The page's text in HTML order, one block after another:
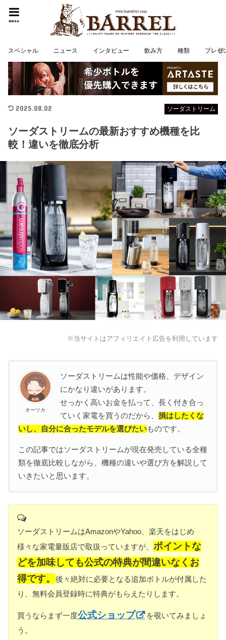
menu
スペシャル ニュース インタビュー 飲み方 種類 プレゼ
ソーダストリーム
2025.08.02
ソーダストリームの最新おすすめ機種を比
較！違いを徹底分析
※当サイトはアフィリエイト広告を利用しています
まず主要8機種の「価格」を確認
炭酸の作り方は「自動」か？「手動」か？
「電源」が必要かどうか確認しよう
「デザイン」と「カラー」を選ぼう
「特典ボトル」がついてくるか要チェック
詳しくはこちらから
おすすめ機種
ソーダストリームのおすすめ機種は？
当サイトでは最新作の「テラ」が価格、機能、デザイン
ともに秀逸と紹介しています。
最高性能でデザインにもこだわる方は
「ソースパワ
ー」 。
お手軽に自動を体感したい方に
「スピリットワンタッ
チ」。
上記3機種がどれかがおすすめです。
オーツカ
ソーダストリームは性能や価格、デザイン
にかなり違いがあります。
せっかく高いお金を払って、長く付き合っ
ていく家電を買うのだから、 損はしたくな
いし、自分に合ったモデルを選びたいものです。
この記事ではソーダストリームが現在発売している全種
類を徹底比較しながら、機種の違いや選び方を解説して
いきたいと思います。
ソーダストリームはAmazonやYahoo、楽天をはじめ
様々な家電量販店で取扱っていますが、ポイントな
どを加味しても公式の特典が間違いなくお
得です。後々絶対に必要となる追加ボトルが付属した
り、無料会員登録時に特典がもらえたりします。
買うならまず一度公式ショップ
を覗いてみましょ
う。